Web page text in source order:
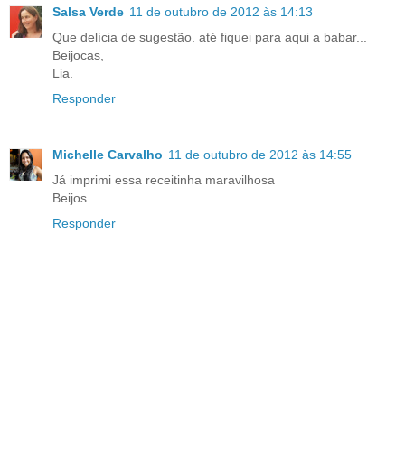
Salsa Verde 11 de outubro de 2012 às 14:13
Que delícia de sugestão. até fiquei para aqui a babar...
Beijocas,
Lia.
Responder
Michelle Carvalho 11 de outubro de 2012 às 14:55
Já imprimi essa receitinha maravilhosa
Beijos
Responder